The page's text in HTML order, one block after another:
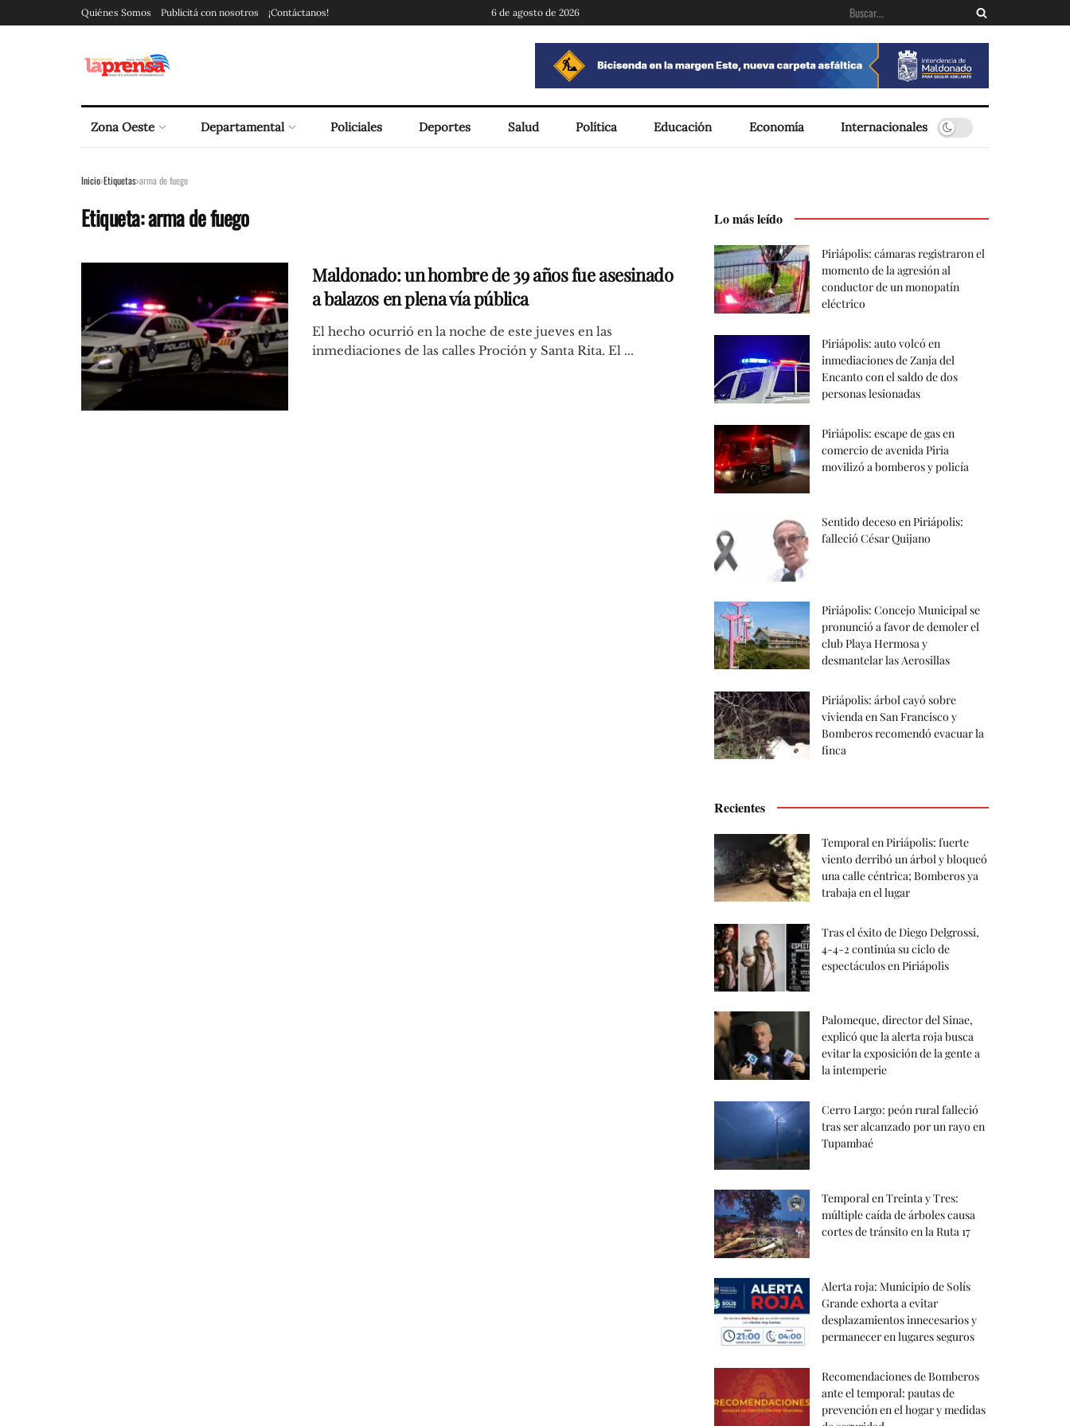
Quiénes Somos Publicitá con nosotros ¡Contáctanos! 6 de agosto de 2026
Zona Oeste Departamental Policiales Deportes Salud Política Educación Economía Internacionales
Inicio Etiquetas arma de fuego
Etiqueta:arma de fuego
Maldonado: un hombre de 39 años fue asesinado
a balazos en plena vía pública
El hecho ocurrió en la noche de este jueves en las
inmediaciones de las calles Proción y Santa Rita. El ...
Lo más leído
Piriápolis: cámaras registraron el
momento de la agresión al
conductor de un monopatín
eléctrico
Piriápolis: auto volcó en
inmediaciones de Zanja del
Encanto con el saldo de dos
personas lesionadas
Piriápolis: escape de gas en
comercio de avenida Piria
movilizó a bomberos y policía
Sentido deceso en Piriápolis:
falleció César Quijano
Piriápolis: Concejo Municipal se
pronunció a favor de demoler el
club Playa Hermosa y
desmantelar las Aerosillas
Piriápolis: árbol cayó sobre
vivienda en San Francisco y
Bomberos recomendó evacuar la
finca
Recientes
Temporal en Piriápolis: fuerte
viento derribó un árbol y bloqueó
una calle céntrica; Bomberos ya
trabaja en el lugar
Tras el éxito de Diego Delgrossi,
4-4-2 continúa su ciclo de
espectáculos en Piriápolis
Palomeque, director del Sinae,
explicó que la alerta roja busca
evitar la exposición de la gente a
la intemperie
Cerro Largo: peón rural falleció
tras ser alcanzado por un rayo en
Tupambaé
Temporal en Treinta y Tres:
múltiple caída de árboles causa
cortes de tránsito en la Ruta 17
Alerta roja: Municipio de Solís
Grande exhorta a evitar
desplazamientos innecesarios y
permanecer en lugares seguros
Recomendaciones de Bomberos
ante el temporal: pautas de
prevención en el hogar y medidas